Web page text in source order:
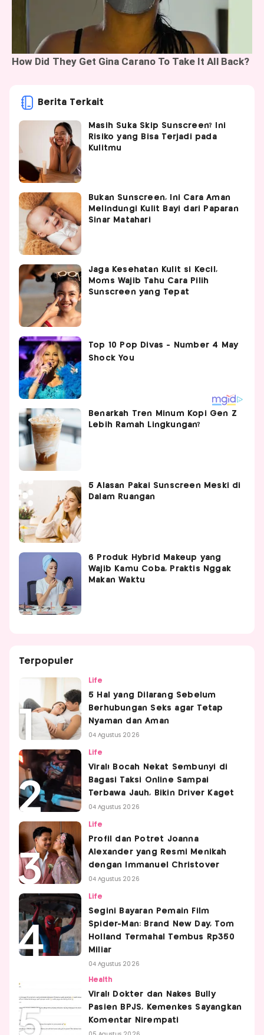
Berita Terkait
Masih Suka Skip Sunscreen? Ini
Risiko yang Bisa Terjadi pada
Kulitmu
Bukan Sunscreen, Ini Cara Aman
Melindungi Kulit Bayi dari Paparan
Sinar Matahari
Jaga Kesehatan Kulit si Kecil,
Moms Wajib Tahu Cara Pilih
Sunscreen yang Tepat
Benarkah Tren Minum Kopi Gen Z
Lebih Ramah Lingkungan?
5 Alasan Pakai Sunscreen Meski di
Dalam Ruangan
6 Produk Hybrid Makeup yang
Wajib Kamu Coba, Praktis Nggak
Makan Waktu
Terpopuler
Life
5 Hal yang Dilarang Sebelum
Berhubungan Seks agar Tetap
Nyaman dan Aman
04 Agustus 2026
Life
Viral! Bocah Nekat Sembunyi di
Bagasi Taksi Online Sampai
Terbawa Jauh, Bikin Driver Kaget
04 Agustus 2026
Life
Profil dan Potret Joanna
Alexander yang Resmi Menikah
dengan Immanuel Christover
04 Agustus 2026
Life
Segini Bayaran Pemain Film
Spider-Man: Brand New Day, Tom
Holland Termahal Tembus Rp350
Miliar
04 Agustus 2026
Health
Viral! Dokter dan Nakes Bully
Pasien BPJS, Kemenkes Sayangkan
Komentar Nirempati